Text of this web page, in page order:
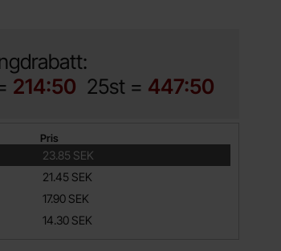
214:50 25st = 447:50
Pris
23.85 SEK
21.45 SEK
17.90 SEK
14.30 SEK